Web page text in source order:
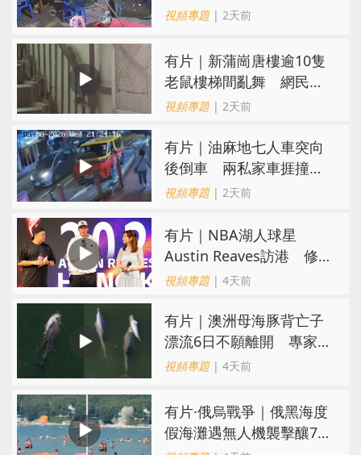
施彼身獲老闆肯定
視頻專題| 2天前
有片｜新蒲崗唐樓逾10隻
老鼠樓梯間亂舞 網民嚇
親：每次經過都要好大勇
視頻專題| 2天前
有片｜油麻地七人車突向
後倒車 兩私家車捱撞
司機不顧而去
視頻專題| 2天前
有片｜NBA湖人球星
Austin Reaves訪港 修
頓與青少年交流球技
視頻專題| 4天前
有片｜澳洲母海豚背亡子
漂流6日不願離開 專家：
極度悲傷下的哀悼行為
視頻專題| 4天前
​有片·俄烏戰爭｜俄黑海度
假海灘遇無人機襲擊釀7死